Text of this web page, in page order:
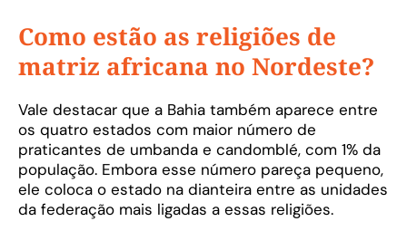
Como estão as religiões de
matriz africana no Nordeste?
Vale destacar que a Bahia também aparece entre
os quatro estados com maior número de
praticantes de umbanda e candomblé, com 1% da
população. Embora esse número pareça pequeno,
ele coloca o estado na dianteira entre as unidades
da federação mais ligadas a essas religiões.